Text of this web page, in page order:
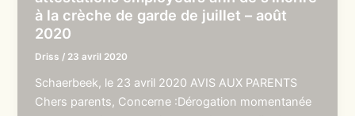
à la crèche de garde de juillet – août
2020
Driss / 23 avril 2020
Schaerbeek, le 23 avril 2020 AVIS AUX PARENTS
Chers parents, Concerne :Dérogation momentanée